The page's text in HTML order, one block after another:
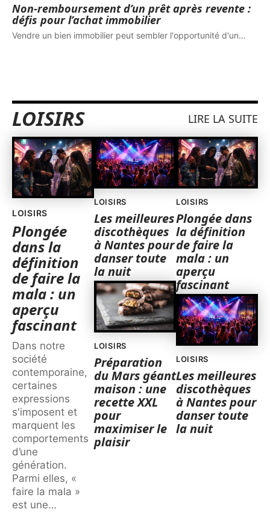
Non-remboursement d’un prêt après revente :
défis pour l’achat immobilier
Vendre un bien immobilier peut sembler l'opportunité d'un…
LOISIRS LIRE LA SUITE
LOISIRS
Plongée
dans la
définition
de faire la
mala : un
aperçu
fascinant
Dans notre
société
contemporaine,
certaines
expressions
s'imposent et
marquent les
comportements
d’une
génération.
Parmi elles, «
faire la mala »
est une…
LOISIRS
Les meilleures
discothèques
à Nantes pour
danser toute
la nuit
LOISIRS
Préparation
du Mars géant
maison : une
recette XXL
pour
maximiser le
plaisir
LOISIRS
Plongée dans
la définition
de faire la
mala : un
aperçu
fascinant
LOISIRS
Les meilleures
discothèques
à Nantes pour
danser toute
la nuit